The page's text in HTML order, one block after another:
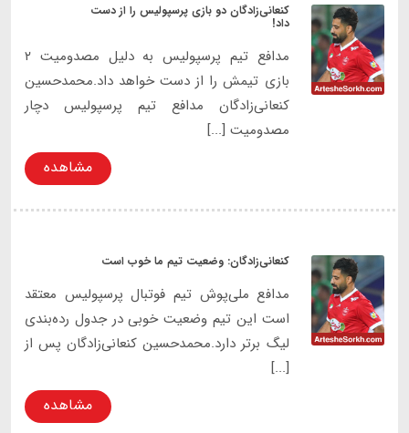
کنعانی‌زادگان دو بازی پرسپولیس را از دست
داد!
مدافع تیم پرسپولیس به دلیل مصدومیت ۲
بازی تیمش را از دست خواهد داد.محمدحسین
کنعانی‌زادگان مدافع تیم پرسپولیس دچار
مصدومیت [...]
مشاهده
کنعانی‌زادگان: وضعیت تیم ما خوب است
مدافع ملی‌پوش تیم فوتبال پرسپولیس معتقد
است این تیم وضعیت خوبی در جدول رده‌بندی
لیگ برتر دارد.محمدحسین کنعانی‌زادگان پس از
[...]
مشاهده